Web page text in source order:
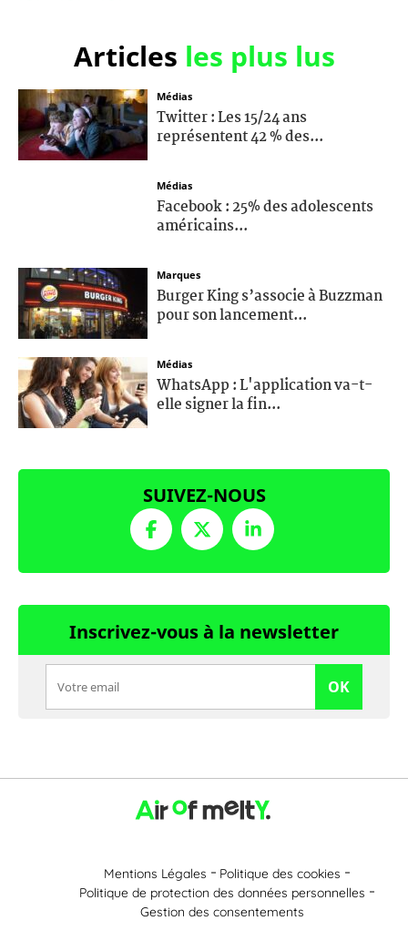
Articles les plus lus
Médias
Twitter : Les 15/24 ans
représentent 42 % des...
Médias
Facebook : 25% des adolescents
américains...
Marques
Burger King s’associe à Buzzman
pour son lancement...
Médias
WhatsApp : L'application va-t-
elle signer la fin...
SUIVEZ-NOUS
Inscrivez-vous à la newsletter
OK
Mentions Légales
Politique des cookies
Politique de protection des données personnelles
Gestion des consentements